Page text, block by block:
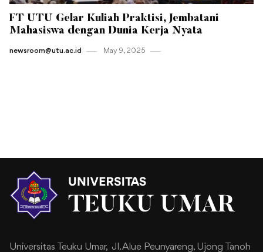
FT UTU Gelar Kuliah Praktisi, Jembatani
Mahasiswa dengan Dunia Kerja Nyata
newsroom@utu.ac.id May 9 , 2025
Universitas Teuku Umar, Jl. Alue Peunyareng, Ujong Tanoh